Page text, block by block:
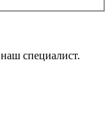
специалист.